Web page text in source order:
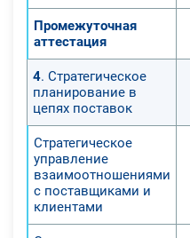
Промежуточная
аттестация
4. Стратегическое
планирование в
цепях поставок
Стратегическое
управление
взаимоотношениями
с поставщиками и
клиентами